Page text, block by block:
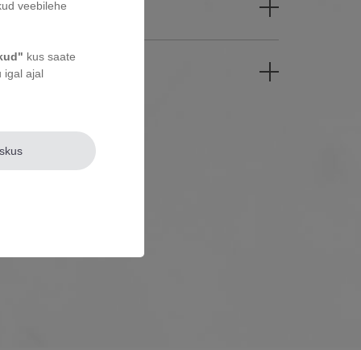
süsteem
veebilehe
kus saate
igal ajal